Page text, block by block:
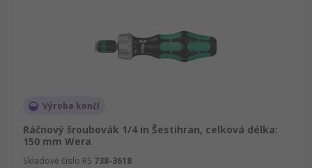
Výroba končí
Ráčnový šroubovák 1/4 in Šestihran, celková délka:
150 mm Wera
Skladové číslo RS 738-3618